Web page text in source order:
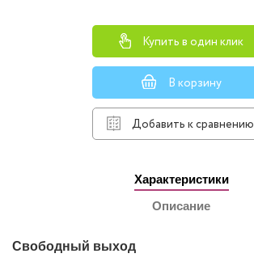
Купить в один клик
В корзину
Добавить к сравнению
Характеристики
Описание
Свободный выход